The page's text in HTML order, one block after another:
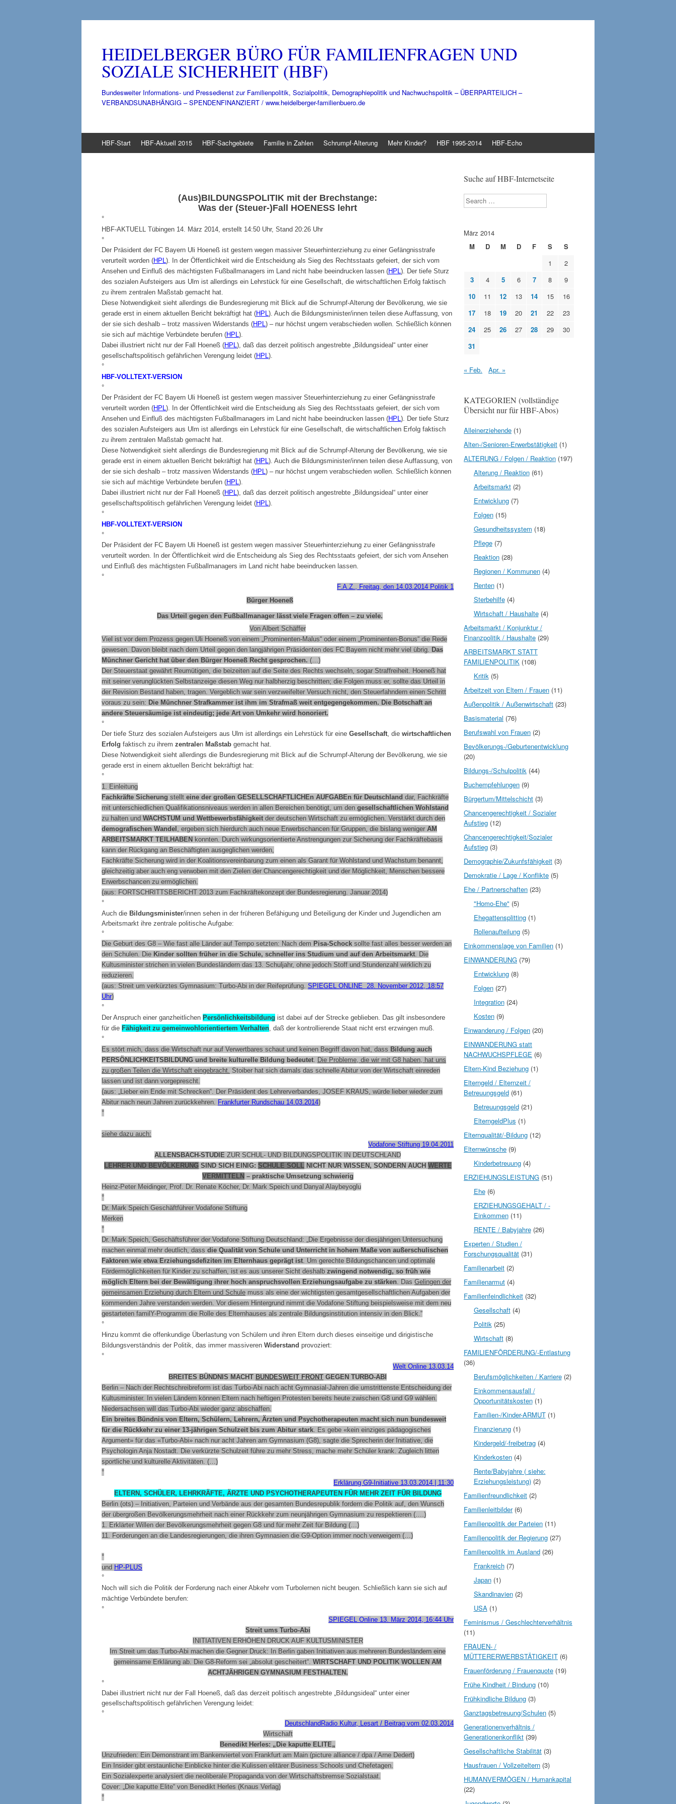
HEIDELBERGER BÜRO FÜR FAMILIENFRAGEN UND
SOZIALE SICHERHEIT (HBF)
Bundesweiter Informations- und Pressedienst zur Familienpolitik, Sozialpolitik, Demographiepolitik und Nachwuchspolitik – ÜBERPARTEILICH –
VERBANDSUNABHÄNGIG – SPENDENFINANZIERT / www.heidelberger-familienbuero.de
Inhalt
HBF-Start HBF-Aktuell 2015 HBF-Sachgebiete Familie in Zahlen Schrumpf-Alterung Mehr Kinder? HBF 1995-2014 HBF-Echo
(Aus)BILDUNGSPOLITIK mit der Brechstange:
Was der (Steuer-)Fall HOENESS lehrt
°
HBF-AKTUELL Tübingen 14. März 2014, erstellt 14:50 Uhr, Stand 20:26 Uhr
°
Der Präsident der FC Bayern Uli Hoeneß ist gestern wegen massiver Steuerhinterziehung zu einer Gefängnisstrafe
verurteilt worden (HPL ). In der Öffentlichkeit wird die Entscheidung als Sieg des Rechtsstaats gefeiert, der sich vom
Ansehen und Einfluß des mächtigsten Fußballmanagers im Land nicht habe beeindrucken lassen (HPL ). Der tiefe Sturz
des sozialen Aufsteigers aus Ulm ist allerdings ein Lehrstück für eine Gesellschaft, die wirtschaftlichen Erfolg faktisch
zu ihrem zentralen Maßstab gemacht hat.
Diese Notwendigkeit sieht allerdings die Bundesregierung mit Blick auf die Schrumpf-Alterung der Bevölkerung, wie sie
gerade erst in einem aktuellen Bericht bekräftigt hat (HPL ). Auch die Bildungsminister/innen teilen diese Auffassung, von
der sie sich deshalb – trotz massiven Widerstands (HPL ) – nur höchst ungern verabschieden wollen. Schließlich können
sie sich auf mächtige Verbündete berufen (HPL ).
Dabei illustriert nicht nur der Fall Hoeneß (HPL ), daß das derzeit politisch angestrebte „Bildungsideal“ unter einer
gesellschaftspolitisch gefährlichen Verengung leidet (HPL ).
°
HBF-VOLLTEXT-VERSION
°
Der Präsident der FC Bayern Uli Hoeneß ist gestern wegen massiver Steuerhinterziehung zu einer Gefängnisstrafe
verurteilt worden (HPL ). In der Öffentlichkeit wird die Entscheidung als Sieg des Rechtsstaats gefeiert, der sich vom
Ansehen und Einfluß des mächtigsten Fußballmanagers im Land nicht habe beeindrucken lassen (HPL ). Der tiefe Sturz
des sozialen Aufsteigers aus Ulm ist allerdings ein Lehrstück für eine Gesellschaft, die wirtschaftlichen Erfolg faktisch
zu ihrem zentralen Maßstab gemacht hat.
Diese Notwendigkeit sieht allerdings die Bundesregierung mit Blick auf die Schrumpf-Alterung der Bevölkerung, wie sie
gerade erst in einem aktuellen Bericht bekräftigt hat (HPL ). Auch die Bildungsminister/innen teilen diese Auffassung, von
der sie sich deshalb – trotz massiven Widerstands (HPL ) – nur höchst ungern verabschieden wollen. Schließlich können
sie sich auf mächtige Verbündete berufen (HPL ).
Dabei illustriert nicht nur der Fall Hoeneß (HPL ), daß das derzeit politisch angestrebte „Bildungsideal“ unter einer
gesellschaftspolitisch gefährlichen Verengung leidet (HPL ).
°
HBF-VOLLTEXT-VERSION
°
Der Präsident der FC Bayern Uli Hoeneß ist gestern wegen massiver Steuerhinterziehung zu einer Gefängnisstrafe
verurteilt worden. In der Öffentlichkeit wird die Entscheidung als Sieg des Rechtsstaats gefeiert, der sich vom Ansehen
und Einfluß des mächtigsten Fußballmanagers im Land nicht habe beeindrucken lassen.
°
F.A.Z., Freitag, den 14.03.2014 Politik 1
Bürger Hoeneß
Das Urteil gegen den Fußballmanager lässt viele Fragen offen – zu viele.
Von Albert Schäffer
Viel ist vor dem Prozess gegen Uli Hoeneß von einem „Prominenten-Malus“ oder einem „Prominenten-Bonus“ die Rede
gewesen. Davon bleibt nach dem Urteil gegen den langjährigen Präsidenten des FC Bayern nicht mehr viel übrig. Das
Münchner Gericht hat über den Bürger Hoeneß Recht gesprochen. (…)
Der Steuerstaat gewährt Reumütigen, die beizeiten auf die Seite des Rechts wechseln, sogar Straffreiheit. Hoeneß hat
mit seiner verunglückten Selbstanzeige diesen Weg nur halbherzig beschritten; die Folgen muss er, sollte das Urteil in
der Revision Bestand haben, tragen. Vergeblich war sein verzweifelter Versuch nicht, den Steuerfahndern einen Schritt
voraus zu sein: Die Münchner Strafkammer ist ihm im Strafmaß weit entgegengekommen. Die Botschaft an
andere Steuersäumige ist eindeutig; jede Art von Umkehr wird honoriert.
°
Der tiefe Sturz des sozialen Aufsteigers aus Ulm ist allerdings ein Lehrstück für eine Gesellschaft , die wirtschaftlichen
Erfolg faktisch zu ihrem zentralen Maßstab gemacht hat.
Diese Notwendigkeit sieht allerdings die Bundesregierung mit Blick auf die Schrumpf-Alterung der Bevölkerung, wie sie
gerade erst in einem aktuellen Bericht bekräftigt hat:
°
1. Einleitung
Fachkräfte Sicherung stellt eine der großen GESELLSCHAFTLICHEn AUFGABEn für Deutschland dar, Fachkräfte
mit unterschiedlichen Qualifikationsniveaus werden in allen Bereichen benötigt, um den gesellschaftlichen Wohlstand
zu halten und WACHSTUM und Wettbewerbsfähigkeit der deutschen Wirtschaft zu ermöglichen. Verstärkt durch den
demografischen Wandel , ergeben sich hierdurch auch neue Erwerbschancen für Gruppen, die bislang weniger AM
ARBEITSMARKT TEILHABEN konnten. Durch wirkungsorientierte Anstrengungen zur Sicherung der Fachkräftebasis
kann der Rückgang an Beschäftigten ausgeglichen werden,
Fachkräfte Sicherung wird in der Koalitionsvereinbarung zum einen als Garant für Wohlstand und Wachstum benannt,
gleichzeitig aber auch eng verwoben mit den Zielen der Chancengerechtigkeit und der Möglichkeit, Menschen bessere
Erwerbschancen zu ermöglichen.
(aus: FORTSCHRITTSBERICHT 2013 zum Fachkräftekonzept der Bundesregierung. Januar 2014)
°
Auch die Bildungsminister/innen sehen in der früheren Befähigung und Beteiligung der Kinder und Jugendlichen am
Arbeitsmarkt ihre zentrale politische Aufgabe:
°
Die Geburt des G8 – Wie fast alle Länder auf Tempo setzten: Nach dem Pisa-Schock sollte fast alles besser werden an
den Schulen. Die Kinder sollten früher in die Schule, schneller ins Studium und auf den Arbeitsmarkt . Die
Kultusminister strichen in vielen Bundesländern das 13. Schuljahr, ohne jedoch Stoff und Stundenzahl wirklich zu
reduzieren.
(aus: Streit um verkürztes Gymnasium: Turbo-Abi in der Reifeprüfung. SPIEGEL ONLINE 28. November 2012, 18:57
Uhr)
°
Der Anspruch einer ganzheitlichen Persönlichkeitsbildung ist dabei auf der Strecke geblieben. Das gilt insbesondere
für die Fähigkeit zu gemeinwohlorientiertem Verhalten , daß der kontrollierende Staat nicht erst erzwingen muß.
°
Es stört mich, dass die Wirtschaft nur auf Verwertbares schaut und keinen Begriff davon hat, dass Bildung auch
PERSÖNLICHKEITSBILDUNG und breite kulturelle Bildung bedeutet Die Probleme, die wir mit G8 haben, hat uns
zu großen Teilen die Wirtschaft eingebracht. Stoiber hat sich damals das schnelle Abitur von der Wirtschaft einreden
lassen und ist dann vorgeprescht.
(aus: „Lieber ein Ende mit Schrecken“. Der Präsident des Lehrerverbandes, JOSEF KRAUS, würde lieber wieder zum
Abitur nach neun Jahren zurückkehren. Frankfurter Rundschau 14.03.2014)
°
siehe dazu auch:
Vodafone Stiftung 19.04.2011
ALLENSBACH-STUDIE ZUR SCHUL- UND BILDUNGSPOLITIK IN DEUTSCHLAND
LEHRER UND BEVÖLKERUNG SIND SICH EINIG: SCHULE SOLL NICHT NUR WISSEN, SONDERN AUCH WERTE
VERMITTELN– praktische Umsetzung schwierig
Heinz-Peter Meidinger, Prof. Dr. Renate Köcher, Dr. Mark Speich und Danyal Alaybeyoglu
°
Dr. Mark Speich Geschäftführer Vodafone Stiftung
Merken
°
Dr. Mark Speich, Geschäftsführer der Vodafone Stiftung Deutschland: „Die Ergebnisse der diesjährigen Untersuchung
machen einmal mehr deutlich, dass die Qualität von Schule und Unterricht in hohem Maße von außerschulischen
Faktoren wie etwa Erziehungsdefiziten im Elternhaus geprägt ist . Um gerechte Bildungschancen und optimale
Fördermöglichkeiten für Kinder zu schaffen, ist es aus unserer Sicht deshalb zwingend notwendig, so früh wie
möglich Eltern bei der Bewältigung ihrer hoch anspruchsvollen Erziehungsaufgabe zu stärken . Das Gelingen der
gemeinsamen Erziehung durch Eltern und Schule muss als eine der wichtigsten gesamtgesellschaftlichen Aufgaben der
kommenden Jahre verstanden werden. Vor diesem Hintergrund nimmt die Vodafone Stiftung beispielsweise mit dem neu
gestarteten familY-Programm die Rolle des Elternhauses als zentrale Bildungsinstitution intensiv in den Blick.“
°
Hinzu kommt die offenkundige Überlastung von Schülern und ihren Eltern durch dieses einseitige und dirigistische
Bildungsverständnis der Politik, das immer massiveren Widerstand provoziert:
°
Welt Online 13.03.14
BREITES BÜNDNIS MACHT BUNDESWEIT FRONT GEGEN TURBO-ABI
Berlin – Nach der Rechtschreibreform ist das Turbo-Abi nach acht Gymnasial-Jahren die umstrittenste Entscheidung der
Kultusminister. In vielen Ländern können Eltern nach heftigen Protesten bereits heute zwischen G8 und G9 wählen.
Niedersachsen will das Turbo-Abi wieder ganz abschaffen.
Ein breites Bündnis von Eltern, Schülern, Lehrern, Ärzten und Psychotherapeuten macht sich nun bundesweit
für die Rückkehr zu einer 13-jährigen Schulzeit bis zum Abitur stark . Es gebe «kein einziges pädagogisches
Argument» für das «Turbo-Abi» nach nur acht Jahren am Gymnasium (G8), sagte die Sprecherin der Initiative, die
Psychologin Anja Nostadt. Die verkürzte Schulzeit führe zu mehr Stress, mache mehr Schüler krank. Zugleich litten
sportliche und kulturelle Aktivitäten. (…)
°
Erklärung G9-Initiative 13.03.2014 | 11:30
ELTERN, SCHÜLER, LEHRKRÄFTE, ÄRZTE UND PSYCHOTHERAPEUTEN FÜR MEHR ZEIT FÜR BILDUNG
Berlin (ots) – Initiativen, Parteien und Verbände aus der gesamten Bundesrepublik fordern die Politik auf, den Wunsch
der übergroßen Bevölkerungsmehrheit nach einer Rückkehr zum neunjährigen Gymnasium zu respektieren (….)
1. Erklärter Willen der Bevölkerungsmehrheit gegen G8 und für mehr Zeit für Bildung (…)
11. Forderungen an die Landesregierungen, die ihren Gymnasien die G9-Option immer noch verweigern (…)
°
und HP-PLUS
°
Noch will sich die Politik der Forderung nach einer Abkehr vom Turbolernen nicht beugen. Schließlich kann sie sich auf
mächtige Verbündete berufen:
°
SPIEGEL Online 13. März 2014, 16:44 Uhr
Streit ums Turbo-Abi
INITIATIVEN ERHÖHEN DRUCK AUF KULTUSMINISTER
Im Streit um das Turbo-Abi machen die Gegner Druck: In Berlin gaben Initiativen aus mehreren Bundesländern eine
gemeinsame Erklärung ab. Die G8-Reform sei „absolut gescheitert“. WIRTSCHAFT UND POLITIK WOLLEN AM
ACHTJÄHRIGEN GYMNASIUM FESTHALTEN.
°
Dabei illustriert nicht nur der Fall Hoeneß, daß das derzeit politisch angestrebte „Bildungsideal“ unter einer
gesellschaftspolitisch gefährlichen Verengung leidet:
°
DeutschlandRadio Kultur, Lesart / Beitrag vom 02.03.2014
Wirtschaft
Benedikt Herles: „Die kaputte ELITE„
Unzufrieden: Ein Demonstrant im Bankenviertel von Frankfurt am Main (picture alliance / dpa / Arne Dedert)
Ein Insider gibt erstaunliche Einblicke hinter die Kulissen elitärer Business Schools und Chefetagen.
Ein Sozialexperte analysiert die neoliberale Propaganda von der Wirtschaftsbremse Sozialstaat.
Cover: „Die kaputte Elite“ von Benedikt Herles (Knaus Verlag)
°
Suche auf HBF-Internetseite
Search
März 2014
M
D M D F S
S
1
2
3
4 5 6 7 8
9
10
11 12 13 14 15
16
17
18 19 20 21 22
23
24
25 26 27 28 29
30
31
« Feb. Apr. »
KATEGORIEN (vollständige
Übersicht nur für HBF-Abos)
Alleinerziehende (1)
Alten-/Senioren-Erwerbstätigkeit (1)
ALTERUNG / Folgen / Reaktion (197)
Alterung / Reaktion(61)
Arbeitsmarkt(2)
Entwicklung(7)
Folgen(15)
Gesundheitssystem (18)
Pflege(7)
Reaktion(28)
Regionen / Kommunen(4)
Renten(1)
Sterbehilfe(4)
Wirtschaft / Haushalte(4)
Arbeitsmarkt / Konjunktur /
Finanzpolitik / Haushalte (29)
ARBEITSMARKT STATT
FAMILIENPOLITIK (108)
Kritik(5)
Arbeitzeit von Eltern / Frauen (11)
Außenpolitik / Außenwirtschaft (23)
Basismaterial (76)
Berufswahl von Frauen (2)
Bevölkerungs-/Geburtenentwicklung
(20)
Bildungs-/Schulpolitik (44)
Buchempfehlungen (9)
Bürgertum/Mittelschicht (3)
Chancengerechtigkeit / Sozialer
Aufstieg (12)
Chancengerechtigkeit/Sozialer
Aufstieg (3)
Demographie/Zukunfsfähigkeit (3)
Demokratie / Lage / Konflikte (5)
Ehe / Partnerschaften (23)
"Homo-Ehe" (5)
Ehegattensplitting(1)
Rollenaufteilung(5)
Einkommenslage von Familien (1)
EINWANDERUNG (79)
Entwicklung(8)
Folgen(27)
Integration(24)
Kosten(9)
Einwanderung / Folgen (20)
EINWANDERUNG statt
NACHWUCHSPFLEGE (6)
Eltern-Kind Beziehung (1)
Elterngeld / Elternzeit /
Betreuungsgeld (61)
Betreuungsgeld(21)
ElterngeldPlus (1)
Elternqualität/-Bildung (12)
Elternwünsche (9)
Kinderbetreuung(4)
ERZIEHUNGSLEISTUNG (51)
Ehe(6)
ERZIEHUNGSGEHALT / -
Einkommen(11)
RENTE / Babyjahre(26)
Experten / Studien /
Forschungsqualität (31)
Familienarbeit (2)
Familienarmut (4)
Familienfeindlichkeit (32)
Gesellschaft(4)
Politik(25)
Wirtschaft(8)
FAMILIENFÖRDERUNG/-Entlastung
(36)
Berufsmöglichkeiten / Karriere(2)
Einkommensausfall /
Opportunitätskosten(1)
Familien-/Kinder-ARMUT(1)
Finanzierung(1)
Kindergeld/-freibetrag(4)
Kinderkosten(4)
Rente/Babyjahre ( siehe:
Erziehungsleistung)(2)
Familienfreundlichkeit (2)
Familienleitbilder(6)
Familienpolitik der Parteien (11)
Familienpolitik der Regierung (27)
Familienpolitik im Ausland (26)
Frankreich(7)
Japan(1)
Skandinavien(2)
USA(1)
Feminismus / Geschlechterverhältnis
(11)
FRAUEN- /
MÜTTERERWERBSTÄTIGKEIT (6)
Frauenförderung / Frauenquote (19)
Frühe Kindheit / Bindung (10)
Frühkindliche Bildung (3)
Ganztagsbetreuung/Schulen (5)
Generationenverhältnis /
Generationenkonflikt (39)
Gesellschaftliche Stabilität (3)
Hausfrauen / Vollzeiteltern (3)
HUMANVERMÖGEN / Humankapital
(22)